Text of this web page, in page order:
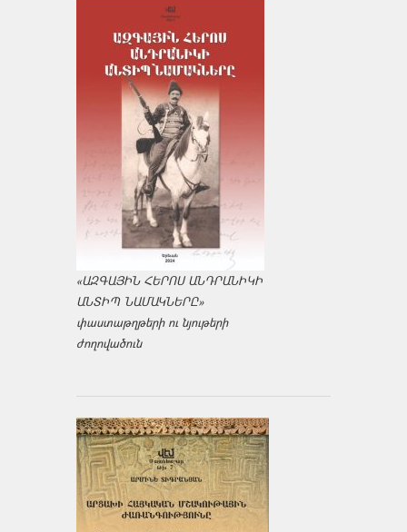
«ԱԶԳԱՅԻՆ ՀԵՐՈՍ ԱՆԴՐԱՆԻԿԻ
ԱՆՏԻՊ ՆԱՄԱԿՆԵՐԸ»
փաստաթղթերի ու նյութերի
ժողովածուն